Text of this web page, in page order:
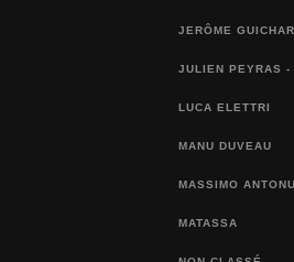
JERÔME
JULIEN PEYRAS -
LUCA ELETTRI
MANU DUVEAU
MASSIMO
MATASSA